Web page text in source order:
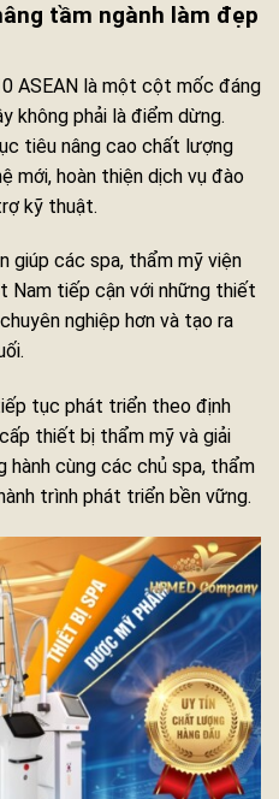
tầm ngành làm đẹp
ASEAN là một cột mốc đáng
không phải là điểm dừng.
tiêu nâng cao chất lượng
mới, hoàn thiện dịch vụ đào
kỹ thuật.
giúp các spa, thẩm mỹ viện
Nam tiếp cận với những thiết
nghiệp hơn và tạo ra
tục phát triển theo định
thiết bị thẩm mỹ và giải
hành cùng các chủ spa, thẩm
trình phát triển bền vững.